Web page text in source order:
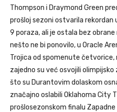
Thompson i Draymond Green
prošloj sezoni ostvarila rekordan
9 poraza, ali je ostala bez
nešto ne bi ponovilo, u Oracle
Trojica od spomenute četvorice,
zajedno su već osvojili olimpijsko
što su Durantovim dolaskom
značajno oslabili Oklahoma City
prošlosezonskom finalu